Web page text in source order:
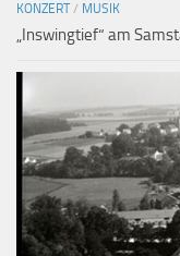
KONZERT/ MUSIK
„Inswingtief“ am